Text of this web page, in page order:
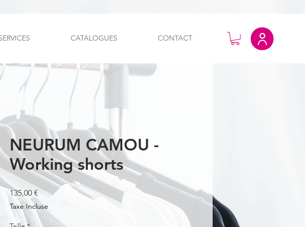
CATALOGUES CONTACT
NEURUM CAMOU -
Working shorts
135,00 € Prix
Taxe Incluse